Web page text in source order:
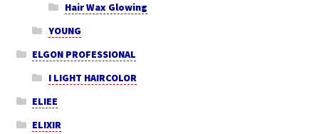
Hair Wax Glowing
YOUNG
ELGON PROFESSIONAL
I LIGHT HAIRCOLOR
ELIEE
ELIXIR